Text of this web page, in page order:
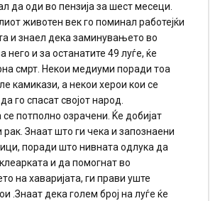
да оди во пензија за шест месеци.
животен век го поминал работејќи
и знаел дека заминувањето во
него и за останатите 49 луѓе, ќе
смрт. Некои медиуми поради тоа
камикази, а некои херои кои се
го спасат својот народ.
се потполно озрачени. Ќе добијат
рак. Знаат што ги чека и запознаени
поради што нивната одлука да
и да помогнат во
на хаваријата, ги прави уште
.Знаат дека голем број на луѓе ќе